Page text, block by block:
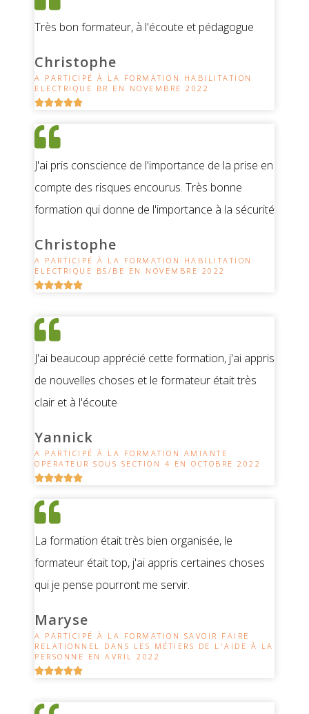
Très bon formateur, à l'écoute et pédagogue
Christophe
A PARTICIPÉ À LA FORMATION HABILITATION
ELECTRIQUE BR EN NOVEMBRE 2022

J'ai pris conscience de l'importance de la prise en
compte des risques encourus. Très bonne
formation qui donne de l'importance à la sécurité
Christophe
A PARTICIPÉ À LA FORMATION HABILITATION
ELECTRIQUE BS/BE EN NOVEMBRE 2022

J'ai beaucoup apprécié cette formation, j'ai appris
de nouvelles choses et le formateur était très
clair et à l'écoute
Yannick
A PARTICIPÉ À LA FORMATION AMIANTE
OPÉRATEUR SOUS SECTION 4 EN OCTOBRE 2022

La formation était très bien organisée, le
formateur était top, j'ai appris certaines choses
qui je pense pourront me servir.
Maryse
A PARTICIPÉ À LA FORMATION SAVOIR FAIRE
RELATIONNEL DANS LES MÉTIERS DE L'AIDE À LA
PERSONNE EN AVRIL 2022
